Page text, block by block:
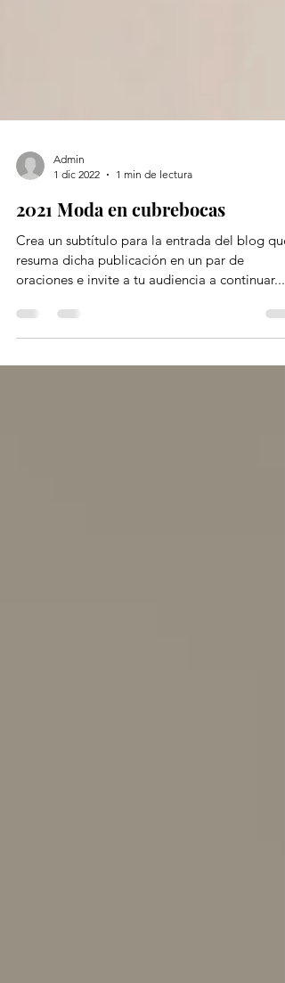
1 dic 2022
1 min de lectura
2021 Moda en cubrebocas
Crea un subtítulo para la entrada del blog que
oraciones e invite a tu audiencia a continuar...